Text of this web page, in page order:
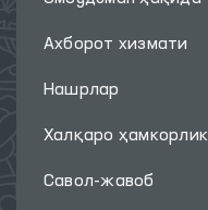
Ахборот хизмати
Нашрлар
Халқаро ҳамкорлик
Савол-жавоб